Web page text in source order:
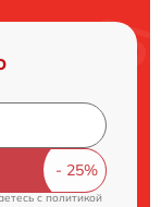
cполитикой